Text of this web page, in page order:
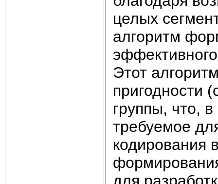
целых
алгоритм
Этот
пригодности
группы, что,
требуемое
кодирования
для